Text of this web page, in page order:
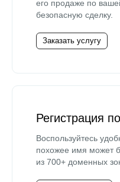
его продаже по
безопасную сделку.
Заказать услугу
Регистрация
Воспользуйтесь
похожее имя может
из 700+ доменных